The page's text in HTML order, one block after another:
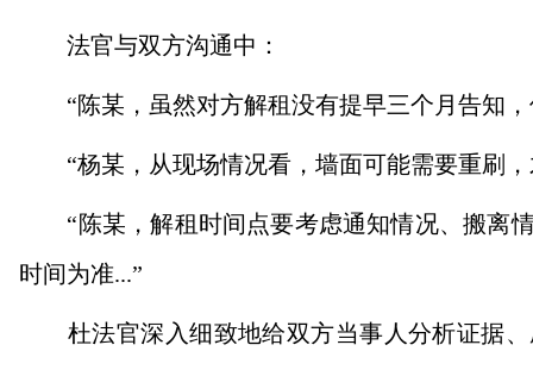
法官与双方沟通中：
“陈某，虽然对方解租没有提早三个月告知，
“杨某，从现场情况看，墙面可能需要重刷，
“陈某，解租时间点要考虑通知情况、搬离
时间为准...”
杜法官深入细致地给双方当事人分析证据、